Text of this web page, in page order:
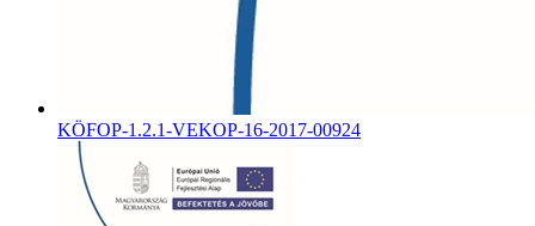
KÖFOP-1.2.1-VEKOP-16-2017-00924